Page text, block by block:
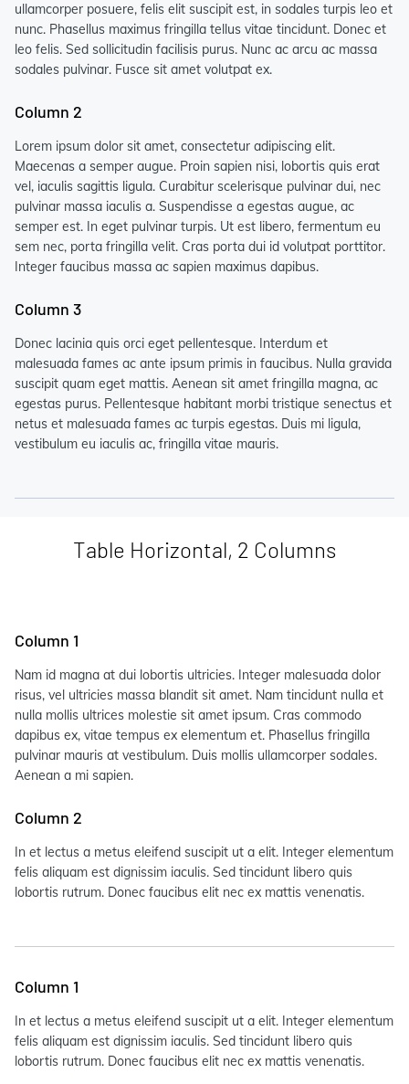
ullamcorper posuere, felis elit suscipit est, in sodales turpis leo et
nunc. Phasellus maximus fringilla tellus vitae tincidunt. Donec et
leo felis. Sed sollicitudin facilisis purus. Nunc ac arcu ac massa
sodales pulvinar. Fusce sit amet volutpat ex.
Column 2
Lorem ipsum dolor sit amet, consectetur adipiscing elit.
Maecenas a semper augue. Proin sapien nisi, lobortis quis erat
vel, iaculis sagittis ligula. Curabitur scelerisque pulvinar dui, nec
pulvinar massa iaculis a. Suspendisse a egestas augue, ac
semper est. In eget pulvinar turpis. Ut est libero, fermentum eu
sem nec, porta fringilla velit. Cras porta dui id volutpat porttitor.
Integer faucibus massa ac sapien maximus dapibus.
Column 3
Donec lacinia quis orci eget pellentesque. Interdum et
malesuada fames ac ante ipsum primis in faucibus. Nulla gravida
suscipit quam eget mattis. Aenean sit amet fringilla magna, ac
egestas purus. Pellentesque habitant morbi tristique senectus et
netus et malesuada fames ac turpis egestas. Duis mi ligula,
vestibulum eu iaculis ac, fringilla vitae mauris.
Table Horizontal, 2 Columns
Column 1
Nam id magna at dui lobortis ultricies. Integer malesuada dolor
risus, vel ultricies massa blandit sit amet. Nam tincidunt nulla et
nulla mollis ultrices molestie sit amet ipsum. Cras commodo
dapibus ex, vitae tempus ex elementum et. Phasellus fringilla
pulvinar mauris at vestibulum. Duis mollis ullamcorper sodales.
Aenean a mi sapien.
Column 2
In et lectus a metus eleifend suscipit ut a elit. Integer elementum
felis aliquam est dignissim iaculis. Sed tincidunt libero quis
lobortis rutrum. Donec faucibus elit nec ex mattis venenatis.
Column 1
In et lectus a metus eleifend suscipit ut a elit. Integer elementum
felis aliquam est dignissim iaculis. Sed tincidunt libero quis
lobortis rutrum. Donec faucibus elit nec ex mattis venenatis.